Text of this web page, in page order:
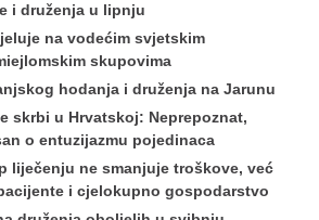
i druženja u lipnju
na vodećim svjetskim
skupovima
hodanja i druženja na Jarunu
skrbi u Hrvatskoj: Neprepoznat,
o entuzijazmu pojedinaca
liječenju ne smanjuje troškove, već
i cjelokupno gospodarstvo